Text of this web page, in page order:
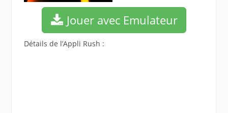
Jouer avec Emulateur
Détails de l’Appli Rush :